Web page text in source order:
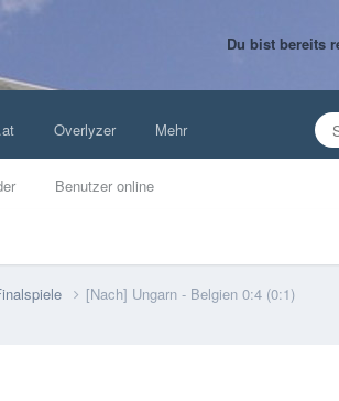
Du bist bereits
Benutzer online
Overlyzer Mehr
[Nach] Ungarn - Belgien 0:4 (0:1)